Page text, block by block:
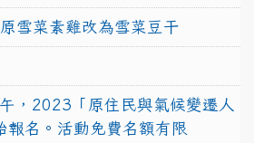
雪菜素雞改為雪菜豆干
，2023「原住民與氣候變遷人
報名。活動免費名額有限